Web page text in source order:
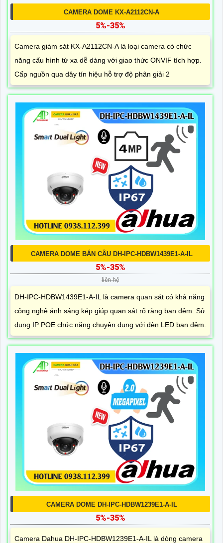
CAMERA DOME KX-A2112CN-A
5%-35%
Camera giám sát KX-A2112CN-A là loại camera có chức
năng cấu hình từ xa dễ dàng với giao thức ONVIF tích hợp.
Cấp nguồn qua dây tín hiệu hỗ trợ độ phân giải 2
CAMERA DOME BÁN CẦU DH-IPC-HDBW1439E1-A-IL
5%-35%
liên hệ
DH-IPC-HDBW1439E1-A-IL là camera quan sát có khả năng
công nghệ ánh sáng kép giúp quan sát rõ ràng ban đêm. Sử
dụng IP POE chức năng chuyên dụng với đèn LED ban đêm.
CAMERA DOME DH-IPC-HDBW1239E1-A-IL
5%-35%
Camera Dahua DH-IPC-HDBW1239E1-A-IL là dòng camera